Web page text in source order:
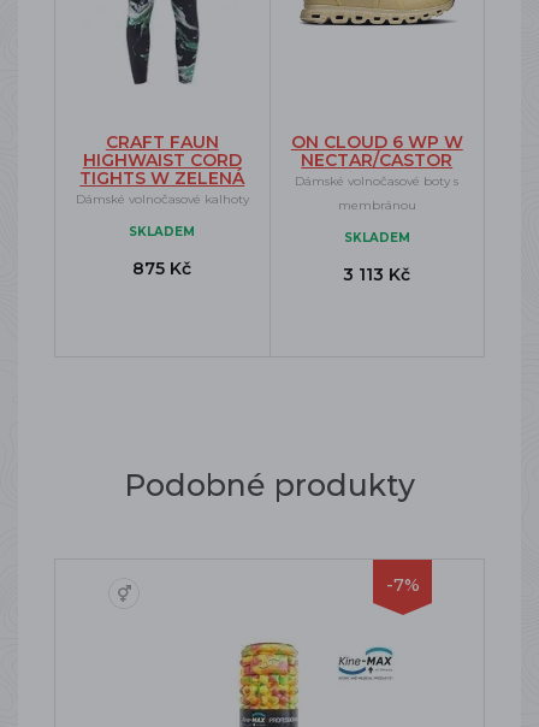
CRAFT FAUN
HIGHWAIST CORD
TIGHTS W ZELENÁ
Dámské volnočasové kalhoty
SKLADEM
875 Kč
ON CLOUD 6 WP W
NECTAR/CASTOR
Dámské volnočasové boty s
membránou
SKLADEM
3 113 Kč
Podobné produkty
-7%